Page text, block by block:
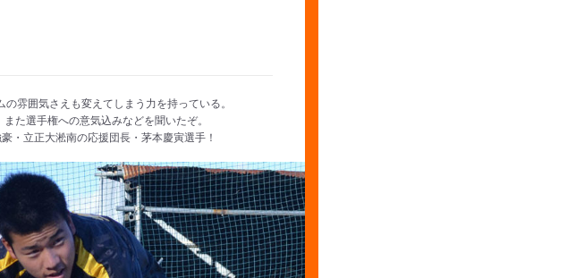
雰囲気さえも変えてしまう力を持っている。
た選手権への意気込みなどを聞いたぞ。
・立正大淞南の応援団長・茅本慶寅選手！